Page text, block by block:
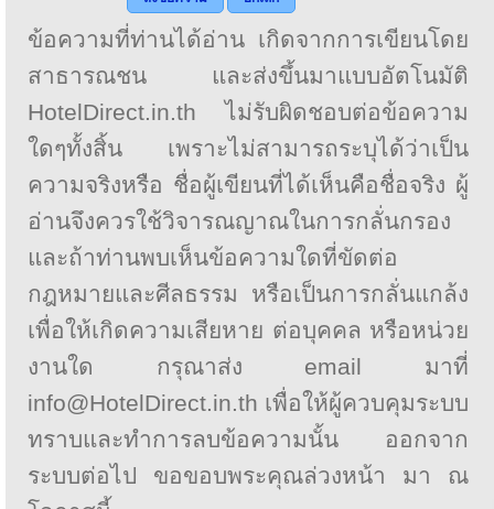
ข้อความที่ท่านได้อ่าน เกิดจากการเขียนโดย
สาธารณชน และส่งขึ้นมาแบบอัตโนมัติ
HotelDirect.in.th ไม่รับผิดชอบต่อข้อความ
ใดๆทั้งสิ้น เพราะไม่สามารถระบุได้ว่าเป็น
ความจริงหรือ ชื่อผู้เขียนที่ได้เห็นคือชื่อจริง ผู้
อ่านจึงควรใช้วิจารณญาณในการกลั่นกรอง
และถ้าท่านพบเห็นข้อความใดที่ขัดต่อ
กฎหมายและศีลธรรม หรือเป็นการกลั่นแกล้ง
เพื่อให้เกิดความเสียหาย ต่อบุคคล หรือหน่วย
งานใด กรุณาส่ง email มาที่
info@HotelDirect.in.th เพื่อให้ผู้ควบคุมระบบ
ทราบและทำการลบข้อความนั้น ออกจาก
ระบบต่อไป ขอขอบพระคุณล่วงหน้า มา ณ